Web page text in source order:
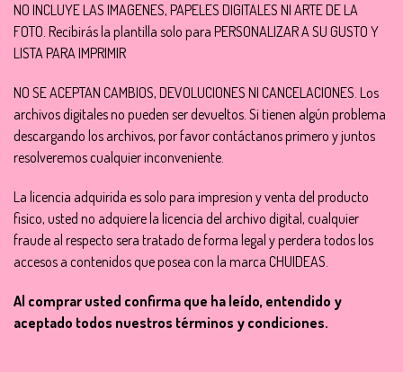
NO INCLUYE LAS IMAGENES, PAPELES DIGITALES NI ARTE DE LA
FOTO. Recibirás la plantilla solo para PERSONALIZAR A SU GUSTO Y
LISTA PARA IMPRIMIR
NO SE ACEPTAN CAMBIOS, DEVOLUCIONES NI CANCELACIONES. Los
archivos digitales no pueden ser devueltos. Si tienen algún problema
descargando los archivos, por favor contáctanos primero y juntos
resolveremos cualquier inconveniente.
La licencia adquirida es solo para impresion y venta del producto
fisico, usted no adquiere la licencia del archivo digital, cualquier
fraude al respecto sera tratado de forma legal y perdera todos los
accesos a contenidos que posea con la marca CHUIDEAS.
Al comprar usted confirma que ha leído, entendido y
aceptado todos nuestros términos y condiciones.